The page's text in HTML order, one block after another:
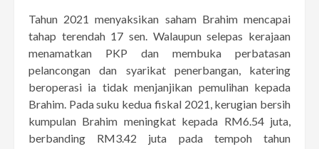
Tahun 2021 menyaksikan saham Brahim mencapai
tahap terendah 17 sen. Walaupun selepas kerajaan
menamatkan PKP dan membuka perbatasan
pelancongan dan syarikat penerbangan, katering
beroperasi ia tidak menjanjikan pemulihan kepada
Brahim. Pada suku kedua fiskal 2021, kerugian bersih
kumpulan Brahim meningkat kepada RM6.54 juta,
berbanding RM3.42 juta pada tempoh tahun